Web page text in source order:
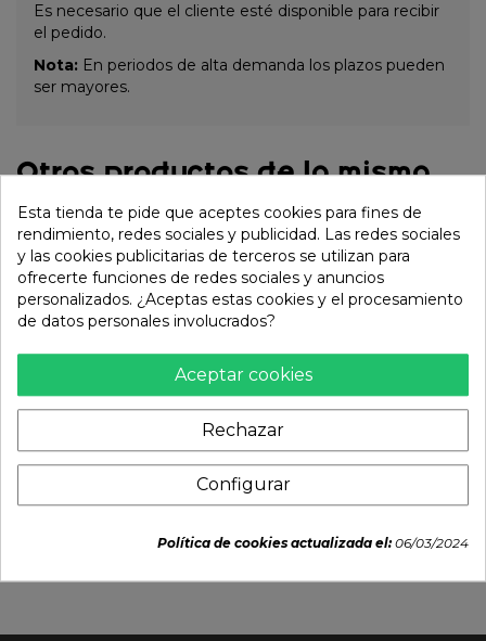
Es necesario que el cliente esté disponible para recibir
el pedido.
Nota: En periodos de alta demanda los plazos pueden
ser mayores.
Otros productos de la misma
categoría:
Plato para salsa "Yaketa"
9x7cm
Plato para salsa "Tokusa"
10,5x7,5cm
1,85 €
Esta tienda te pide que aceptes cookies para fines de
rendimiento, redes sociales y publicidad. Las redes sociales
y las cookies publicitarias de terceros se utilizan para
ofrecerte funciones de redes sociales y anuncios
personalizados. ¿Aceptas estas cookies y el procesamiento
de datos personales involucrados?
Aceptar cookies
Rechazar
Configurar
Política de cookies actualizada el:06/03/2024